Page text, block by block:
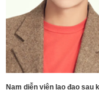
Nam diễn viên lao đao sau